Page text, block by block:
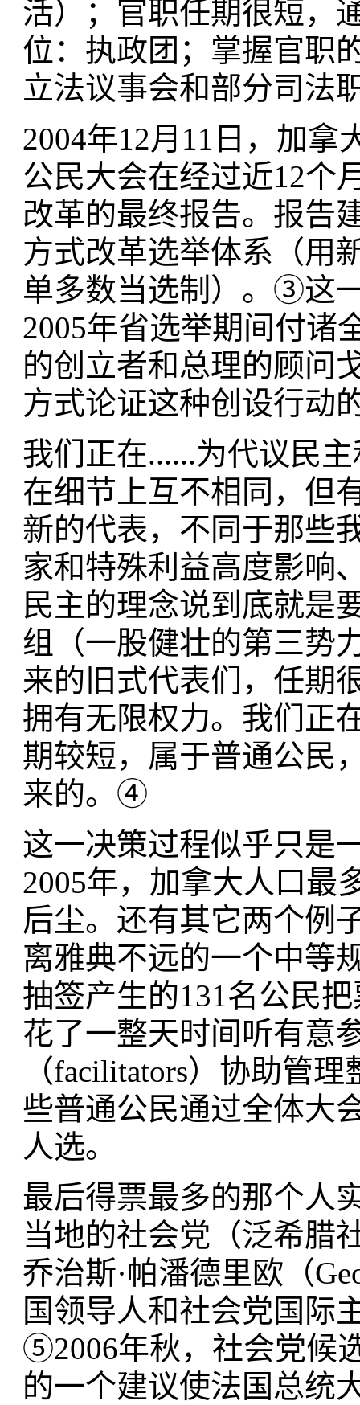
活）；官职任期很短，
位：执政团；掌握官职
立法议事会和部分司法
2004年12月11日，加
公民大会在经过近12个
改革的最终报告。报告
方式改革选举体系（用
单多数当选制）。③这
2005年省选举期间付诸
的创立者和总理的顾问
方式论证这种创设行动
我们正在......为代议民
在细节上互不相同，但
新的代表，不同于那些
家和特殊利益高度影响
民主的理念说到底就是
组（一股健壮的第三势
来的旧式代表们，任期
拥有无限权力。我们正
期较短，属于普通公民
来的。④
这一决策过程似乎只是
2005年，加拿大人口最
后尘。还有其它两个例
离雅典不远的一个中等
抽签产生的131名公民
花了一整天时间听有意
（facilitators）协助管
些普通公民通过全体大
人选。
最后得票最多的那个人
当地的社会党（泛希腊
乔治斯·帕潘德里欧（
国领导人和社会党国际
⑤2006年秋，社会党候
的一个建议使法国总统